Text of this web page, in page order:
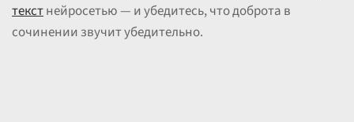
текстнейросетью — и убедитесь, что доброта в
сочинении звучит убедительно.